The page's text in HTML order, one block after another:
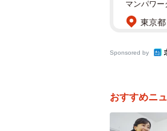
マンパワー
東京
Sponsored by
おすすめニ